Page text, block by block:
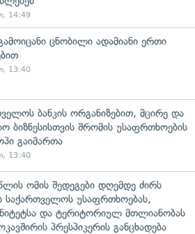
14:49
ცნობილი ადამიანი ერთი
13:40
ბანკის ორგანიზებით, მცირე და
ბიზნესისთვის შრომის უსაფრთხოების
გაიმართა
13:40
ომის შედეგები დღემდე ძირს
საქართველოს უსაფრთხოებას,
და ტერიტორიულ მთლიანობას
პრესპიკერის განცხადება